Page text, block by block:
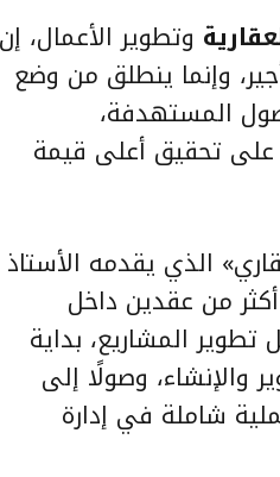
وتطوير الأعمال، إن
وإنما ينطلق من وضع
المستهدفة،
على تحقيق أعلى قيمة
الذي يقدمه الأستاذ
من عقدين داخل
المشاريع، بداية
والإنشاء، وصولًا إلى
شاملة في إدارة